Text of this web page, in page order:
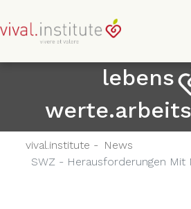
lebens
vival.institute - News
SWZ - Herausforderungen Mit